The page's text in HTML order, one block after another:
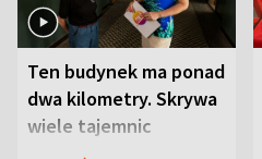
Ten budynek ma ponad
dwa kilometry. Skrywa
wiele tajemnic